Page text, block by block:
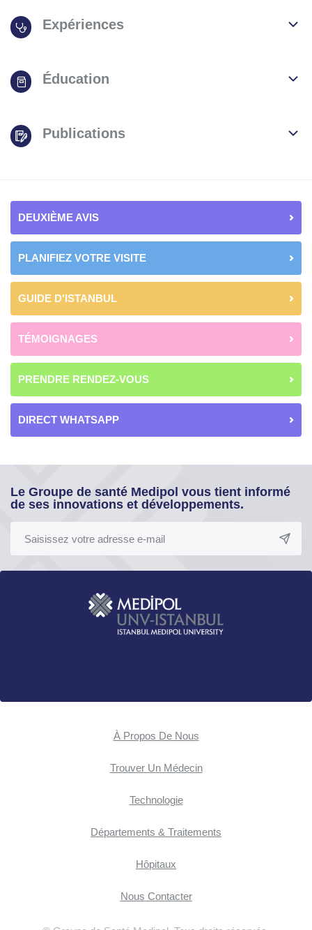
Expériences
Éducation
Publications
DEUXIÈME AVIS
PLANIFIEZ VOTRE VISITE
GUIDE D'ISTANBUL
TÉMOIGNAGES
PRENDRE RENDEZ-VOUS
DIRECT WHATSAPP
Le Groupe de santé Medipol vous tient informé
de ses innovations et développements.
À Propos De Nous
Trouver Un Médecin
Technologie
Départements & Traitements
Hôpitaux
Nous Contacter